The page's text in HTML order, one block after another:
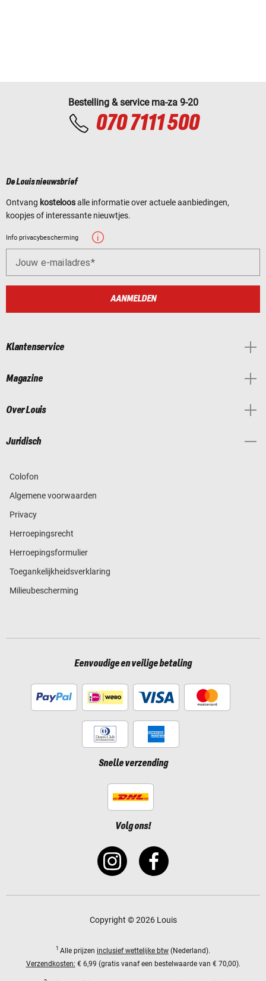
Bestelling & service ma-za 9-20
070 7111 500
De Louis nieuwsbrief
Ontvang kosteloosalle informatie over actuele aanbiedingen,
koopjes of interessante nieuwtjes.
Info privacybescherming
Jouw e-mailadres
AANMELDEN
Klantenservice
Magazine
Over Louis
Juridisch
Colofon
Algemene voorwaarden
Privacy
Herroepingsrecht
Herroepingsformulier
Toegankelijkheidsverklaring
Milieubescherming
Eenvoudige en veilige betaling
Snelle verzending
Volg ons!
Copyright © 2026 Louis
1 Alle prijzen inclusief wettelijke btw (Nederland).
Verzendkosten: € 6,99 (gratis vanaf een bestelwaarde van € 70,00).